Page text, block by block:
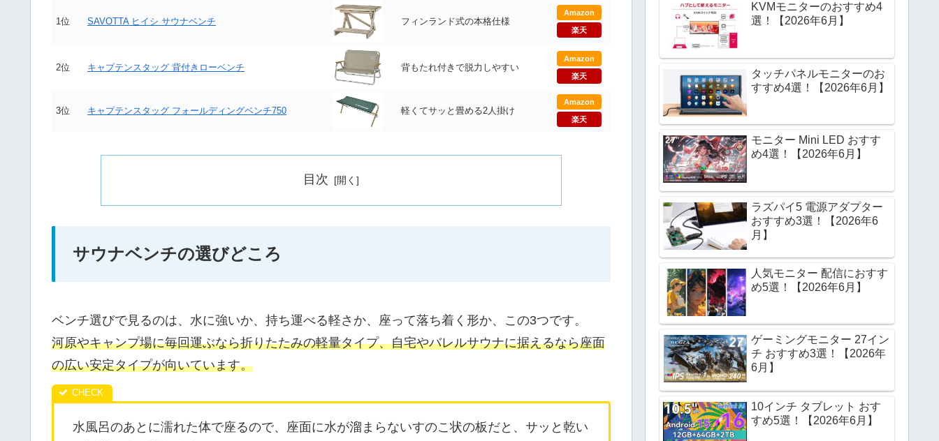
1位 SAVOTTA ヒイシ サウナベンチ フィンランド式の本格仕様
Amazon
楽天
2位 キャプテンスタッグ 背付きローベンチ 背もたれ付きで脱力しやすい
Amazon
楽天
3位 キャプテンスタッグ フォールディングベンチ750 軽くてサッと畳める2人掛け
Amazon
楽天
目次
サウナベンチの選びどころ
ベンチ選びで見るのは、水に強いか、持ち運べる軽さか、座って落ち着く形か、この3つです。
河原やキャンプ場に毎回運ぶなら折りたたみの軽量タイプ、自宅やバレルサウナに据えるなら座面
の広い安定タイプが向いています。
水風呂のあとに濡れた体で座るので、座面に水が溜まらないすのこ状の板だと、サッと乾い
KVMモニターのおすすめ4
選！【2026年6月】
タッチパネルモニターのお
すすめ4選！【2026年6月】
モニター Mini LED おすす
め4選！【2026年6月】
ラズパイ5 電源アダプター
おすすめ3選！【2026年6
月】
人気モニター 配信におすす
め5選！【2026年6月】
ゲーミングモニター 27イン
チ おすすめ3選！【2026年
6月】
10インチ タブレット おす
すめ5選！【2026年6月】